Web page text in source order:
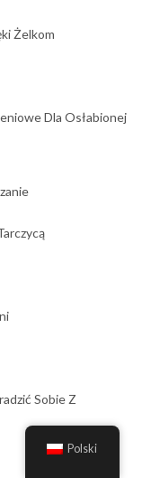
Żelkom
Dla Osłabionej
Sobie Z
Polski